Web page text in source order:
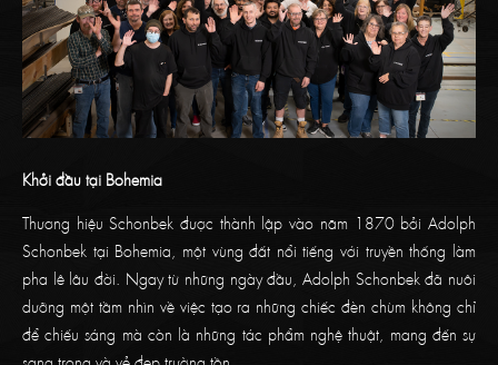
Khởi đầu tại Bohemia
Thương hiệu Schonbek được thành lập vào năm 1870 bởi Adolph
Schonbek tại Bohemia, một vùng đất nổi tiếng với truyền thống làm
pha lê lâu đời. Ngay từ những ngày đầu, Adolph Schonbek đã nuôi
dưỡng một tầm nhìn về việc tạo ra những chiếc đèn chùm không chỉ
để chiếu sáng mà còn là những tác phẩm nghệ thuật, mang đến sự